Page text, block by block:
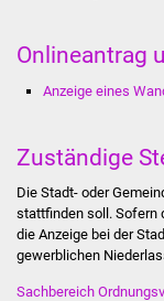
Onlineantrag
Anzeige eines
Zuständige
Die Stadt- oder
stattfinden soll. Sofern
die Anzeige bei der
gewerblichen
Sachbereich